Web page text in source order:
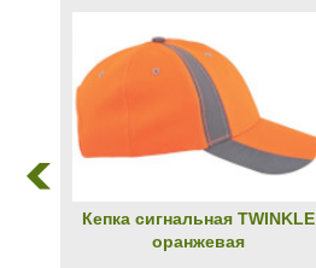
Кепка сигнальная TWINKLЕ
оранжевая